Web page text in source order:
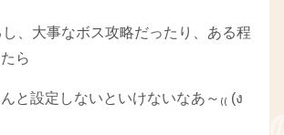
、大事なボス攻略だったり、ある程
ら
と設定しないといけないなあ～₍₍ (ง